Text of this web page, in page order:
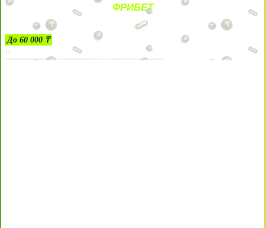
ФРИБЕТ
ЗА ДЕПОЗИТЫ
До 60 000 ₸
21+
Лицензии №24514359, выданной комитетом индустрии туризма Министерства культуры и спорта Республики Казахстан срок до 27 сентября 2034 года.